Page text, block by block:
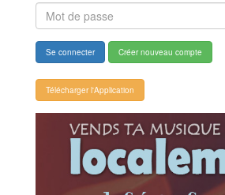
Se connecter Créer nouveau compte
Télécharger l'Application